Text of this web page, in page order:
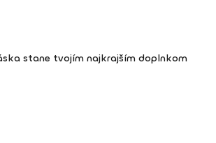
stane tvojím najkrajším doplnkom